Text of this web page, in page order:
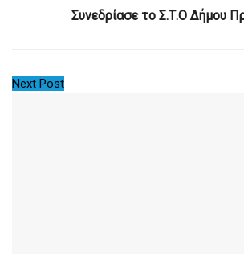
Συνεδρίασε το Σ.Τ.Ο Δήμου
Next Post